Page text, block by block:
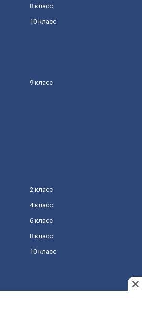
8 класс
10 класс
9 класс
2 класс
4 класс
6 класс
8 класс
10 класс